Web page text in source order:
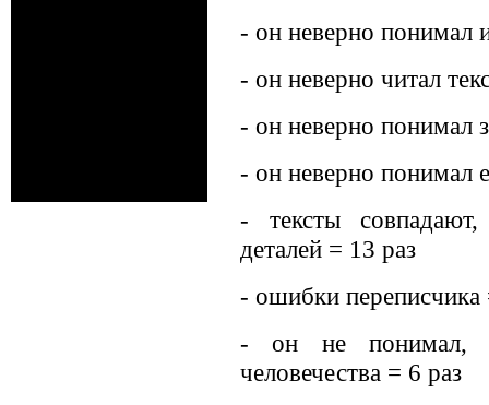
- он неверно понимал
- он неверно читал
- он неверно понимал
- он неверно понимал
- тексты совпадают,
деталей = 13 раз
- ошибки переписчика
- он не понимал,
человечества = 6 раз